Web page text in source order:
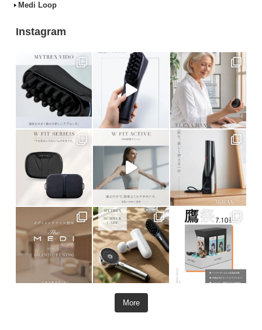
Medi Loop
Instagram
More